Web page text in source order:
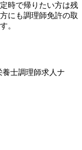
時で帰りたい方は残
にも調理師免許の取
。
士調理師求人ナ